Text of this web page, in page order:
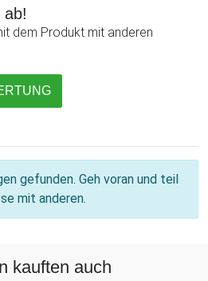
ab!
dem Produkt mit anderen
gefunden. Geh voran und teil
mit anderen.
kauften auch